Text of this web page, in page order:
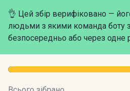
👌 Цей збір верифіковано —
людьми з якими команда боту
безпосередньо або через одне